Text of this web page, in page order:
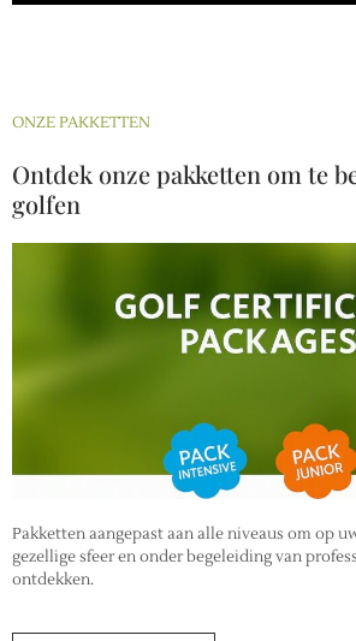
ONZE PAKKETTEN
Ontdek onze pakketten om te
golfen
Pakketten aangepast aan alle niveaus om op
gezellige sfeer en onder begeleiding van
ontdekken.